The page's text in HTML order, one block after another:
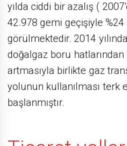
yılda ciddi bir azalış (
42.978 gemi geçişiyle %24
görülmektedir. 2014
doğalgaz boru hatlarından
artmasıyla birlikte gaz
yolunun kullanılması terk
başlanmıştır.